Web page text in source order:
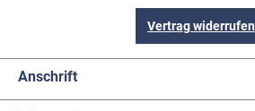
Vertrag widerrufen
Anschrift